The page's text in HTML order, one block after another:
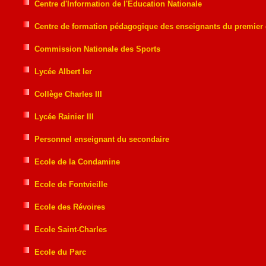
Centre d'Information de l'Education Nationale
Centre de formation pédagogique des enseignants du premier
Commission Nationale des Sports
Lycée Albert Ier
Collège Charles III
Lycée Rainier III
Personnel enseignant du secondaire
Ecole de la Condamine
Ecole de Fontvieille
Ecole des Révoires
Ecole Saint-Charles
Ecole du Parc